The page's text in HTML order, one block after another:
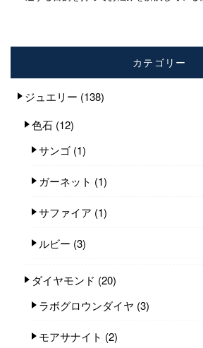
カテゴリー
ジュエリー (138)
色石 (12)
サンゴ (1)
ガーネット (1)
サファイア (1)
ルビー (3)
ダイヤモンド (20)
ラボグロウンダイヤ (3)
モアサナイト (2)